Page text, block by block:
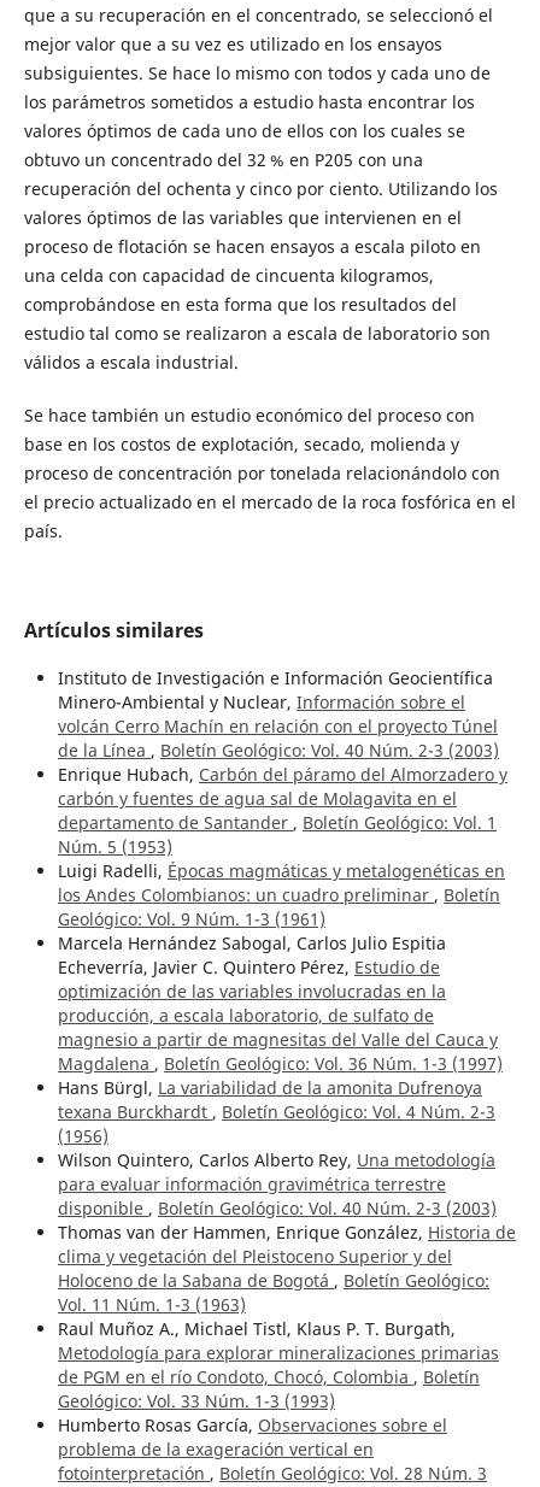
que a su recuperación en el concentrado, se seleccionó el
mejor valor que a su vez es utilizado en los ensayos
subsiguientes. Se hace lo mismo con todos y cada uno de
los parámetros sometidos a estudio hasta encontrar los
valores óptimos de cada uno de ellos con los cuales se
obtuvo un concentrado del 32 % en P205 con una
recuperación del ochenta y cinco por ciento. Utilizando los
valores óptimos de las variables que intervienen en el
proceso de flotación se hacen ensayos a escala piloto en
una celda con capacidad de cincuenta kilogramos,
comprobándose en esta forma que los resultados del
estudio tal como se realizaron a escala de laboratorio son
válidos a escala industrial.
Se hace también un estudio económico del proceso con
base en los costos de explotación, secado, molienda y
proceso de concentración por tonelada relacionándolo con
el precio actualizado en el mercado de la roca fosfórica en el
país.
Artículos similares
Instituto de Investigación e Información Geocientífica
Minero-Ambiental y Nuclear, Información sobre el
volcán Cerro Machín en relación con el proyecto Túnel
de la Línea , Boletín Geológico: Vol. 40 Núm. 2-3 (2003)
Enrique Hubach, Carbón del páramo del Almorzadero y
carbón y fuentes de agua sal de Molagavita en el
departamento de Santander , Boletín Geológico: Vol. 1
Núm. 5 (1953)
Luigi Radelli, Épocas magmáticas y metalogenéticas en
los Andes Colombianos: un cuadro preliminar , Boletín
Geológico: Vol. 9 Núm. 1-3 (1961)
Marcela Hernández Sabogal, Carlos Julio Espitia
Echeverría, Javier C. Quintero Pérez, Estudio de
optimización de las variables involucradas en la
producción, a escala laboratorio, de sulfato de
magnesio a partir de magnesitas del Valle del Cauca y
Magdalena , Boletín Geológico: Vol. 36 Núm. 1-3 (1997)
Hans Bürgl, La variabilidad de la amonita Dufrenoya
texana Burckhardt , Boletín Geológico: Vol. 4 Núm. 2-3
(1956)
Wilson Quintero, Carlos Alberto Rey, Una metodología
para evaluar información gravimétrica terrestre
disponible , Boletín Geológico: Vol. 40 Núm. 2-3 (2003)
Thomas van der Hammen, Enrique González, Historia de
clima y vegetación del Pleistoceno Superior y del
Holoceno de la Sabana de Bogotá , Boletín Geológico:
Vol. 11 Núm. 1-3 (1963)
Raul Muñoz A., Michael Tistl, Klaus P. T. Burgath,
Metodología para explorar mineralizaciones primarias
de PGM en el río Condoto, Chocó, Colombia , Boletín
Geológico: Vol. 33 Núm. 1-3 (1993)
Humberto Rosas García, Observaciones sobre el
problema de la exageración vertical en
fotointerpretación , Boletín Geológico: Vol. 28 Núm. 3